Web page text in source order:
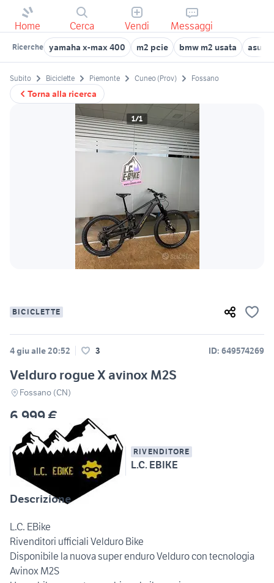
Home Cerca Vendi Messaggi
Ricerche yamaha x-max 400 m2 pcie bmw m2 usata asus
Torna alla ricerca
Subito Biciclette Piemonte Cuneo (Prov) Fossano
1/1
BICICLETTE
4 giu alle 20:52 3 ID: 649574269
Velduro rogue X avinox M2S
Fossano (CN)
6.999 €
RIVENDITORE
L.C. EBIKE
Descrizione
L.C. EBike
Rivenditori ufficiali Velduro Bike
Disponibile la nuova super enduro Velduro con tecnologia
Avinox M2S